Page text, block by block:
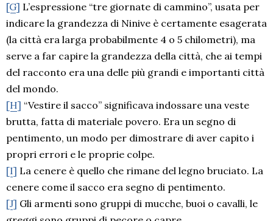
[G] L’espressione “tre giornate di cammino”, usata per
indicare la grandezza di Ninive è certamente esagerata
(la città era larga probabilmente 4 o 5 chilometri), ma
serve a far capire la grandezza della città, che ai tempi
del racconto era una delle più grandi e importanti città
del mondo.
[H] “Vestire il sacco” significava indossare una veste
brutta, fatta di materiale povero. Era un segno di
pentimento, un modo per dimostrare di aver capito i
propri errori e le proprie colpe.
[I] La cenere è quello che rimane del legno bruciato. La
cenere come il sacco era segno di pentimento.
[J] Gli armenti sono gruppi di mucche, buoi o cavalli, le